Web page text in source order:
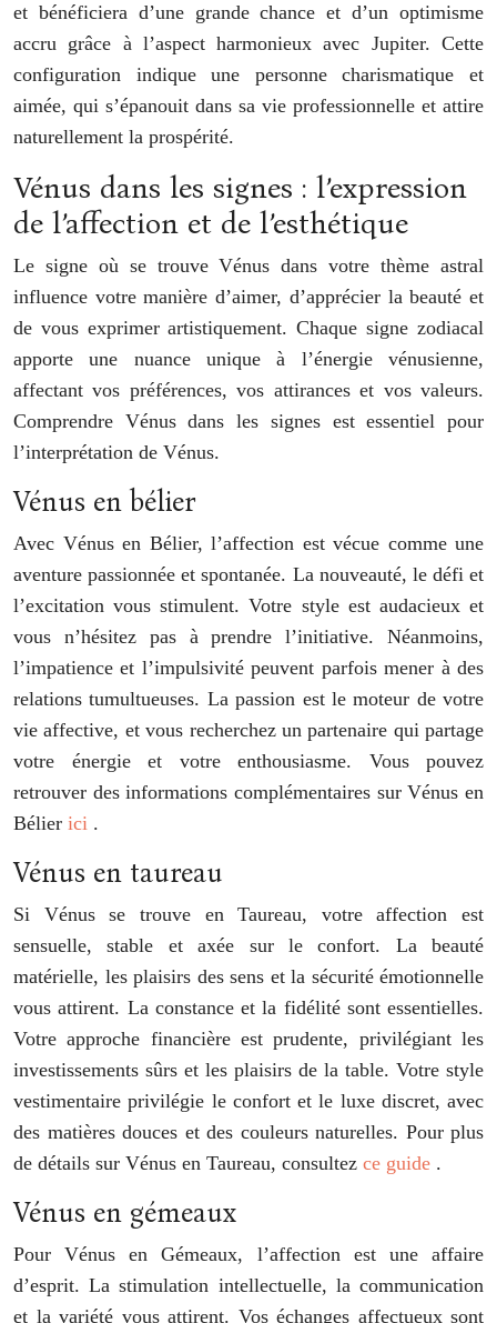
et bénéficiera d’une grande chance et d’un optimisme
accru grâce à l’aspect harmonieux avec Jupiter. Cette
configuration indique une personne charismatique et
aimée, qui s’épanouit dans sa vie professionnelle et attire
naturellement la prospérité.
Vénus dans les signes : l’expression
de l’affection et de l’esthétique
Le signe où se trouve Vénus dans votre thème astral
influence votre manière d’aimer, d’apprécier la beauté et
de vous exprimer artistiquement. Chaque signe zodiacal
apporte une nuance unique à l’énergie vénusienne,
affectant vos préférences, vos attirances et vos valeurs.
Comprendre Vénus dans les signes est essentiel pour
l’interprétation de Vénus.
Vénus en bélier
Avec Vénus en Bélier, l’affection est vécue comme une
aventure passionnée et spontanée. La nouveauté, le défi et
l’excitation vous stimulent. Votre style est audacieux et
vous n’hésitez pas à prendre l’initiative. Néanmoins,
l’impatience et l’impulsivité peuvent parfois mener à des
relations tumultueuses. La passion est le moteur de votre
vie affective, et vous recherchez un partenaire qui partage
votre énergie et votre enthousiasme. Vous pouvez
retrouver des informations complémentaires sur Vénus en
Bélier ici .
Vénus en taureau
Si Vénus se trouve en Taureau, votre affection est
sensuelle, stable et axée sur le confort. La beauté
matérielle, les plaisirs des sens et la sécurité émotionnelle
vous attirent. La constance et la fidélité sont essentielles.
Votre approche financière est prudente, privilégiant les
investissements sûrs et les plaisirs de la table. Votre style
vestimentaire privilégie le confort et le luxe discret, avec
des matières douces et des couleurs naturelles. Pour plus
de détails sur Vénus en Taureau, consultez ce guide .
Vénus en gémeaux
Pour Vénus en Gémeaux, l’affection est une affaire
d’esprit. La stimulation intellectuelle, la communication
et la variété vous attirent. Vos échanges affectueux sont